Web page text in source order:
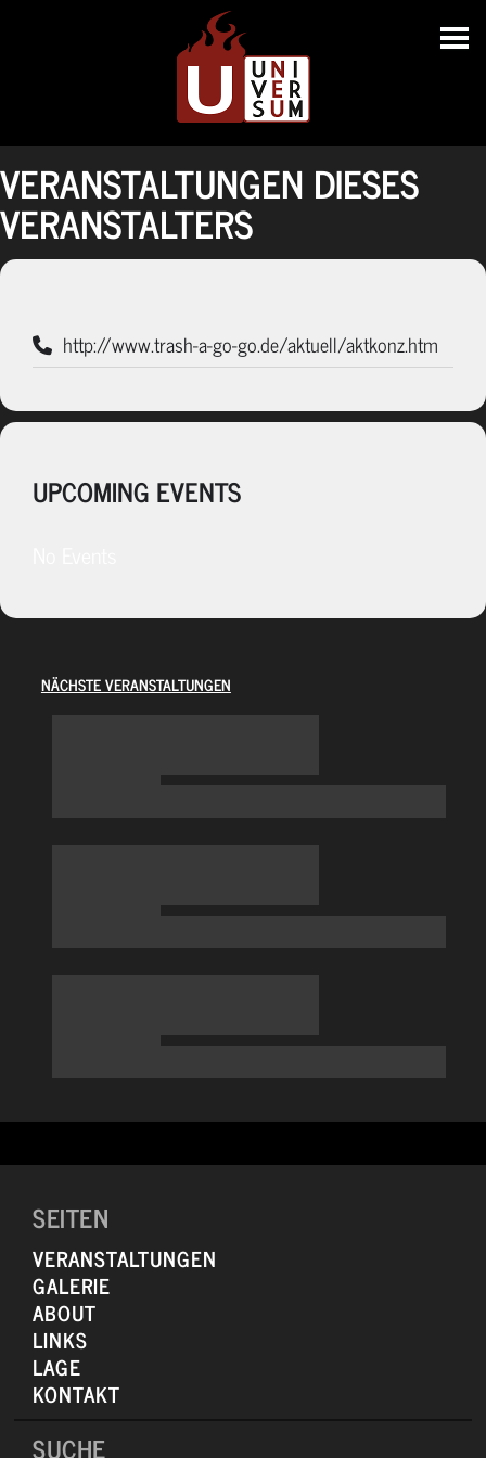
VERANSTALTUNGEN DIESES
VERANSTALTERS
http://www.trash-a-go-go.de/aktuell/aktkonz.htm
UPCOMING EVENTS
NÄCHSTE VERANSTALTUNGEN
SEITEN
VERANSTALTUNGEN
GALERIE
ABOUT
LINKS
LAGE
KONTAKT
SUCHE